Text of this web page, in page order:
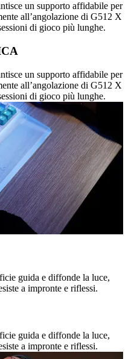
un supporto affidabile per
all’angolazione di G512 X
di gioco più lunghe.
un supporto affidabile per
all’angolazione di G512 X
di gioco più lunghe.
guida e diffonde la luce,
a impronte e riflessi.
guida e diffonde la luce,
a impronte e riflessi.